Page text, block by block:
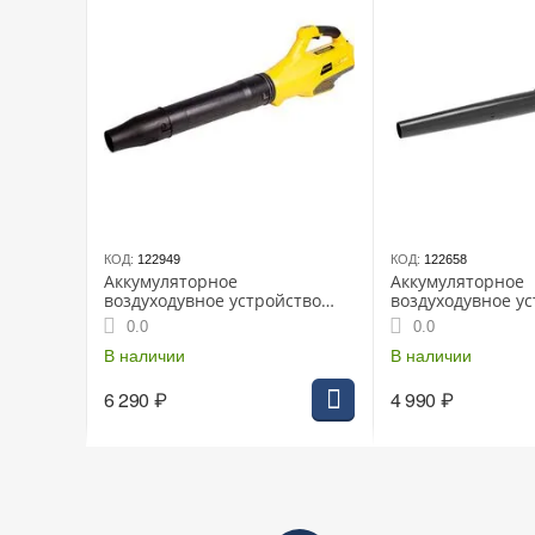
КОД: 122949
Аккумуляторное
воздуходувное устройство
CHAMPION BB400, 36 В, без
АКБ и ЗУ
0.0
В наличии
6 290 ₽
КОД: 122658
Аккумуляторное
воздуходувное
GREENWORKS
АКБ и ЗУ
0.0
В наличии
4 990 ₽